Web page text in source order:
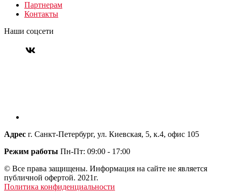
Партнерам
Контакты
Наши соцсети
Адрес г. Санкт-Петербург, ул. Киевская, 5, к.4, офис 105
Режим работы Пн-Пт: 09:00 - 17:00
© Все права защищены. Информация на сайте не является
публичной офертой. 2021г.
Политика конфиденциальности